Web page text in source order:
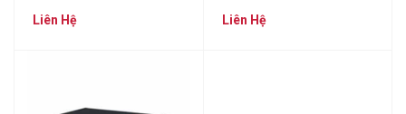
Liên Hệ
Liên Hệ